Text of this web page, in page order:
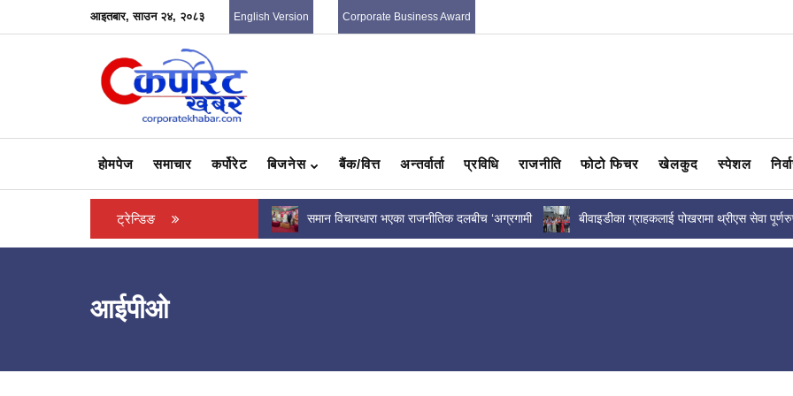
आइतबार, साउन २४, २०८३ English Version Corporate Business Award
हाेमपेज समाचार कर्पोरेट बिजनेस बैंक/वित्त अन्तर्वार्ता प्रविधि राजनीति फोटो फिचर खेलकुद स्पेशल
ट्रेन्डिङ
शासन भनेको केवल सत्ता सञ्चालन होइन, जनताको
आवाज सुन्ने जिम्मेवारी...
समान विचारधारा भएका राजनीतिक दलबीच ‘अग्रगामी
मोर्चा’ गठनको प्रस्ताव
बीवाइडीका ग्राहकलाई पोखरामा थ्रीएस सेवा
उपलब्ध, सञ्चालनमा आयो सर्भिस...
आईपीओ